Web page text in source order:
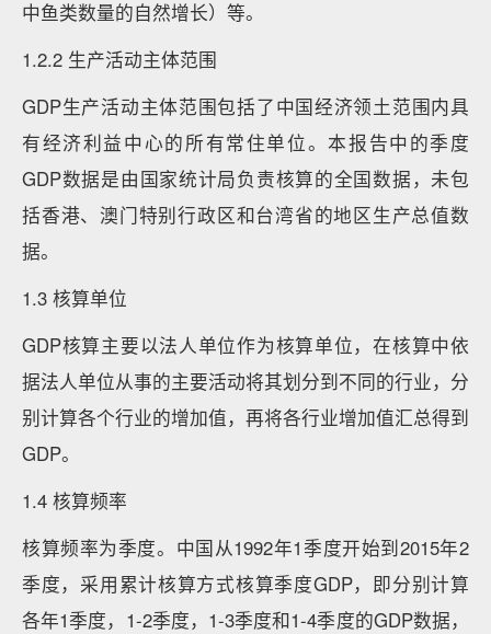
中鱼类数量的自然增长）等。
1.2.2 生产活动主体范围
GDP生产活动主体范围包括了中国经济领土范围内具
有经济利益中心的所有常住单位。本报告中的季度
GDP数据是由国家统计局负责核算的全国数据，未包
括香港、澳门特别行政区和台湾省的地区生产总值数
据。
1.3 核算单位
GDP核算主要以法人单位作为核算单位，在核算中依
据法人单位从事的主要活动将其划分到不同的行业，分
别计算各个行业的增加值，再将各行业增加值汇总得到
GDP。
1.4 核算频率
核算频率为季度。中国从1992年1季度开始到2015年2
季度，采用累计核算方式核算季度GDP，即分别计算
各年1季度，1-2季度，1-3季度和1-4季度的GDP数据，